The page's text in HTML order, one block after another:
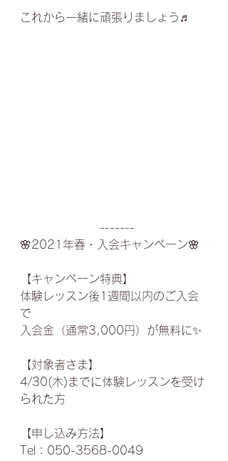
これから一緒に頑張りましょう♬﻿
-------﻿
🌸2021年春・入会キャンペーン🌸﻿
【キャンペーン特典】﻿
体験レッスン後1週間以内のご入会
で﻿
入会金（通常3,000円）が無料に✨﻿
【対象者さま】﻿
4/30(木)までに体験レッスンを受け
られた方﻿
【申し込み方法】﻿
Tel：050-3568-0049﻿